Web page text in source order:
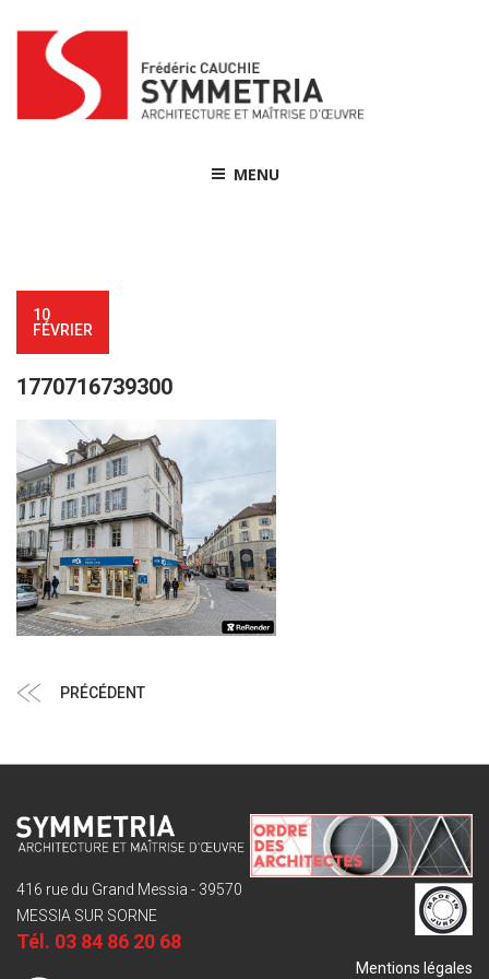
content
MENU
10
FÉVRIER
1770716739300
de
Article
PRÉCÉDENT
416 rue du Grand Messia - 39570
MESSIA SUR SORNE
Tél. 03 84 86 20 68
Mentions légales